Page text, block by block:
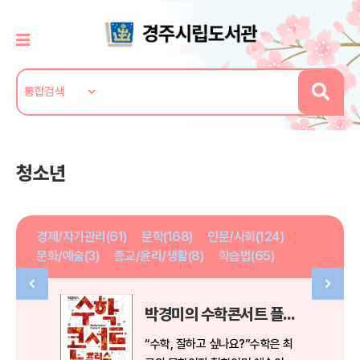
청소년
경제/자기관리(61) 문학(168)
인문/사회(124)
문화/예술(3)
종교/윤리/생활(8) 학습법(65)
박경미의 수학콘서트 플러스
“수학, 잘하고 싶나요?”수학은 최